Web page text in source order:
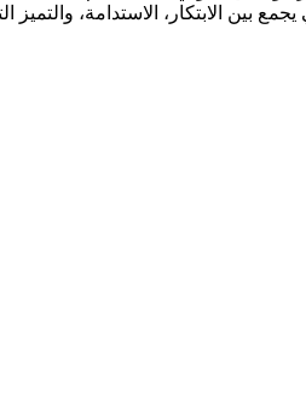
الابتكار، الاستدامة، والتميز